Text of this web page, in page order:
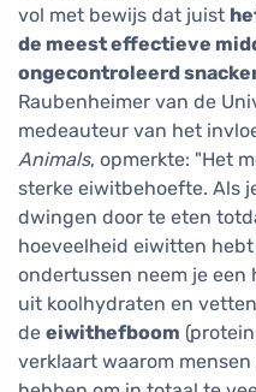
vol met bewijs dat juist
de meest effectieve
ongecontroleerd
Raubenheimer van de
medeauteur van het
Animals, opmerkte: "Het
sterke eiwitbehoefte. Als
dwingen door te eten
hoeveelheid eiwitten
ondertussen neem je een
uit koolhydraten en
de eiwithefboom
verklaart waarom